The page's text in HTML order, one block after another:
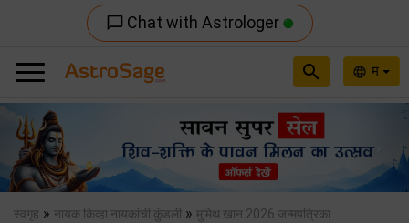
chat_bubble_outline Chat with Astrologer
language म
search
Previous
स्वगृह » नायक किव्हा नायकांची कुंडली » मुमिथ खान 2026 जन्मपत्रिका